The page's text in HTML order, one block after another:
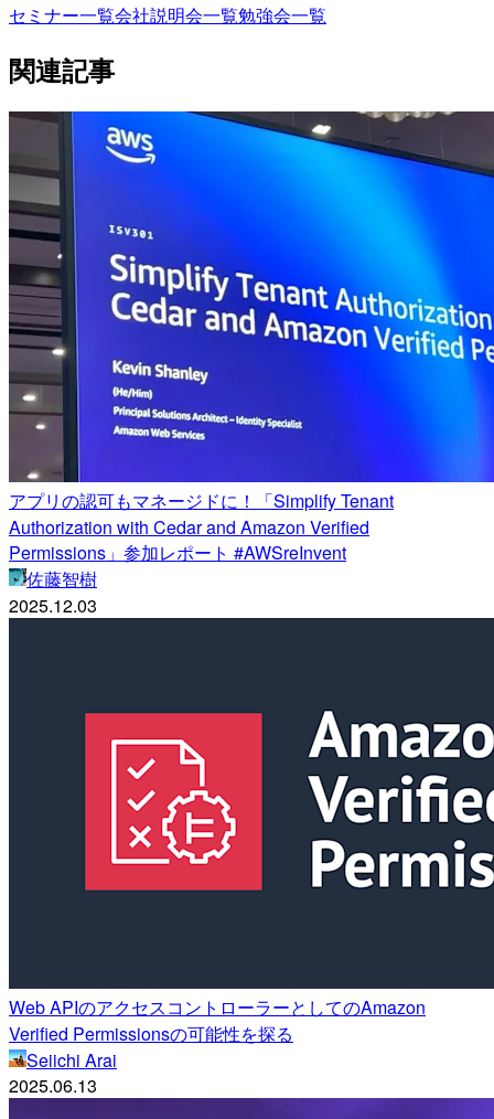
セミナー一覧会社説明会一覧勉強会一覧
関連記事
アプリの認可もマネージドに！「Simplify Tenant
Authorization with Cedar and Amazon Verified
Permissions」参加レポート #AWSreInvent
佐藤智樹
2025.12.03
Web APIのアクセスコントローラーとしてのAmazon
Verified Permissionsの可能性を探る
Seiichi Arai
2025.06.13